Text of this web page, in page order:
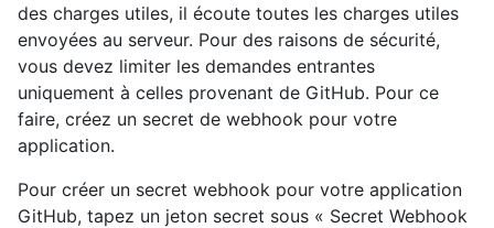
des charges utiles, il écoute toutes les charges utiles
envoyées au serveur. Pour des raisons de sécurité,
vous devez limiter les demandes entrantes
uniquement à celles provenant de GitHub. Pour ce
faire, créez un secret de webhook pour votre
application.
Pour créer un secret webhook pour votre application
GitHub, tapez un jeton secret sous « Secret Webhook